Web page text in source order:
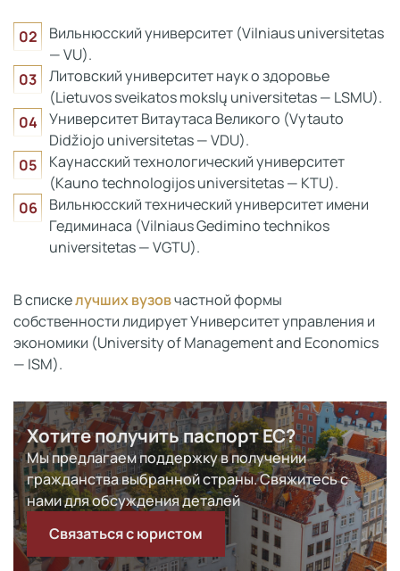
Вильнюсский университет (Vilniaus universitetas
— VU).
Литовский университет наук о здоровье
(Lietuvos sveikatos mokslų universitetas — LSMU).
Университет Витаутаса Великого (Vytauto
Didžiojo universitetas — VDU).
Каунасский технологический университет
(Kauno technologijos universitetas — KTU).
Вильнюсский технический университет имени
Гедиминаса (Vilniaus Gedimino technikos
universitetas — VGTU).
В спискелучших вузовчастной формы
собственности лидирует Университет управления и
экономики (University of Management and Economics
— ISM).
Хотите получить паспорт ЕС?
Мы предлагаем поддержку в получении
гражданства выбранной страны. Свяжитесь с
нами для обсуждения деталей
Связаться с юристом